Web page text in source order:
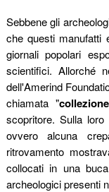
Sebbene gli
che questi manufatti
giornali popolari
scientifici. Allorché
dell'Amerind
chiamata "
scopritore. Sulla
ovvero alcuna
ritrovamento
collocati in una
archeologici presenti